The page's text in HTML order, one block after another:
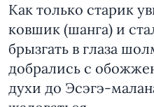
Как только старик
ковшик (шанга) и
брызгать в глаза
добрались с
духи до Эсэгэ-